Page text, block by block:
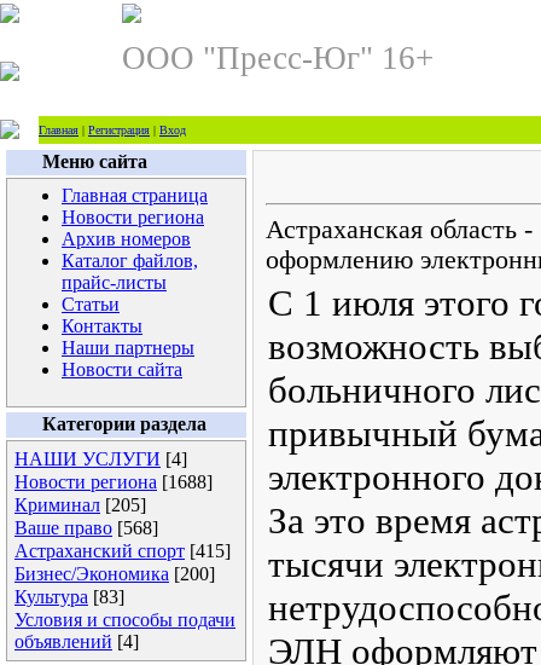
ООО "Пресс-Юг" 16+
Главная | Регистрация | Вход
Меню сайта
Главная страница
Новости региона
Архив номеров
Каталог файлов,
прайс-листы
Статьи
Контакты
Наши партнеры
Новости сайта
Категории раздела
НАШИ УСЛУГИ [4]
Новости региона [1688]
Криминал [205]
Ваше право [568]
Астраханский спорт [415]
Бизнес/Экономика [200]
Культура [83]
Условия и способы подачи
объявлений [4]
Астраханская область
оформлению
С 1 июля этого
возможность
больничного
привычный
электронного
За это время
тысячи
ЭЛН оформляют